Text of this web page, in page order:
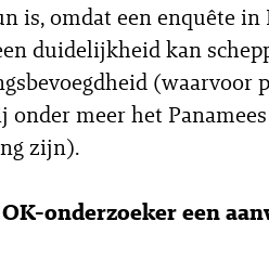
is, omdat een enquête
duidelijkheid kan
(waarvoor
meer het
zijn).
onderzoeker een